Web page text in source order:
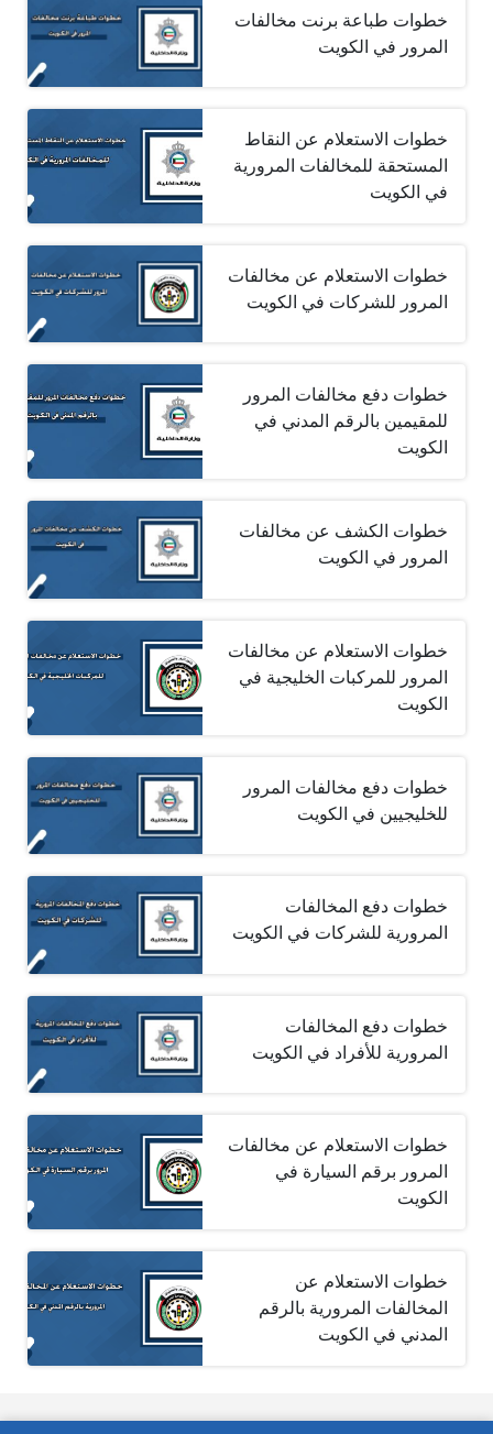
خطوات طباعة برنت مخالفات
المرور في الكويت
خطوات الاستعلام عن النقاط
المستحقة للمخالفات المرورية
في الكويت
خطوات الاستعلام عن مخالفات
المرور للشركات في الكويت
خطوات دفع مخالفات المرور
للمقيمين بالرقم المدني في
الكويت
خطوات الكشف عن مخالفات
المرور في الكويت
خطوات الاستعلام عن مخالفات
المرور للمركبات الخليجية في
الكويت
خطوات دفع مخالفات المرور
للخليجيين في الكويت
خطوات دفع المخالفات
المرورية للشركات في الكويت
خطوات دفع المخالفات
المرورية للأفراد في الكويت
خطوات الاستعلام عن مخالفات
المرور برقم السيارة في
الكويت
خطوات الاستعلام عن
المخالفات المرورية بالرقم
المدني في الكويت